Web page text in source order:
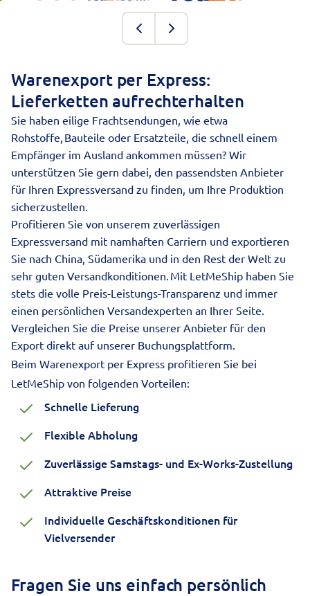
Warenexport per Express:
Lieferketten aufrechterhalten
Sie haben eilige Frachtsendungen, wie etwa
Rohstoffe, Bauteile oder Ersatzteile, die schnell einem
Empfänger im Ausland ankommen müssen? Wir
unterstützen Sie gern dabei, den passendsten Anbieter
für Ihren Expressversand zu finden, um Ihre Produktion
sicherzustellen.
Profitieren Sie von unserem zuverlässigen
Expressversand mit namhaften Carriern und exportieren
Sie nach China, Südamerika und in den Rest der Welt zu
sehr guten Versandkonditionen. Mit LetMeShip haben Sie
stets die volle Preis-Leistungs-Transparenz und immer
einen persönlichen Versandexperten an Ihrer Seite.
Vergleichen Sie die Preise unserer Anbieter für den
Export direkt auf unserer Buchungsplattform.
Beim Warenexport per Express profitieren Sie bei
LetMeShip von folgenden Vorteilen:
Schnelle Lieferung
Flexible Abholung
Zuverlässige Samstags- und Ex-Works-Zustellung
Attraktive Preise
Individuelle Geschäftskonditionen für
Vielversender
Fragen Sie uns einfach persönlich